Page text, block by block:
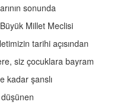
sonunda
Millet Meclisi
tarihi açısından
siz çocuklara bayram
kadar şanslı